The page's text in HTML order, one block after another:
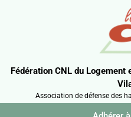
Fédération CNL du Logement
Association de défense des